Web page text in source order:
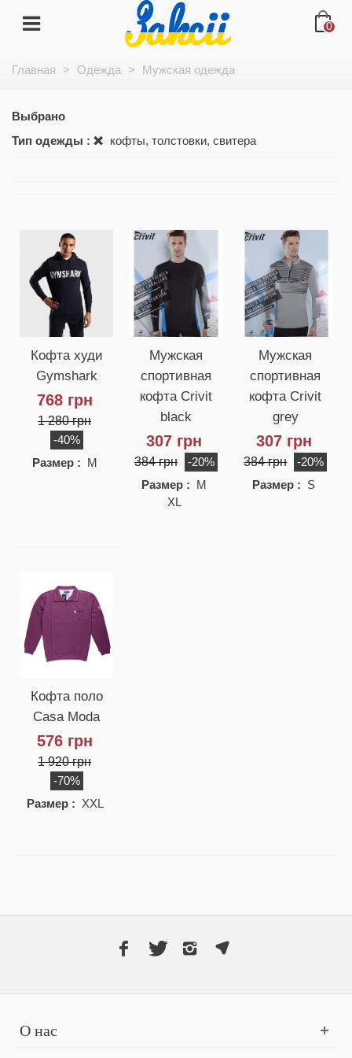
0
Главная > Одежда > Мужская одежда
Выбрано
Тип одежды :
кофты, толстовки, свитера
Кофта худи
Gymshark
768 грн
1 280 грн
-40%
Размер : M
Мужская
спортивная
кофта Crivit
black
307 грн
384 грн
-20%
Размер : M
XL
Мужская
спортивная
кофта Crivit
grey
307 грн
384 грн
-20%
Размер : S
Кофта поло
Casa Moda
576 грн
1 920 грн
-70%
Размер : XXL
О нас